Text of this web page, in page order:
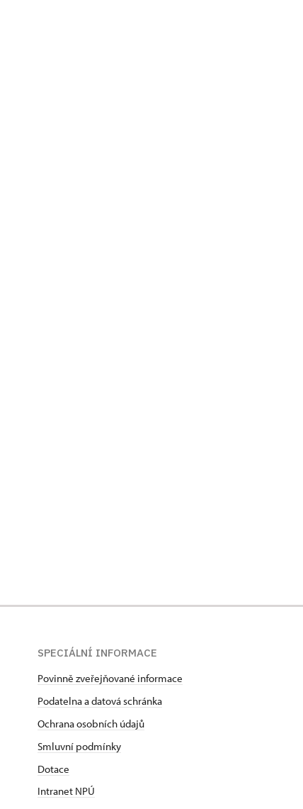
SPECIÁLNÍ INFORMACE
Povinně zveřejňované informace
Podatelna a datová schránka
Ochrana osobních údajů
Smluvní podmínky
Dotace
Intranet NPÚ